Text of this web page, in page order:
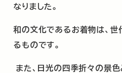
なりました。
和の文化であるお着物は、
るものです。
また、日光の四季折々の景